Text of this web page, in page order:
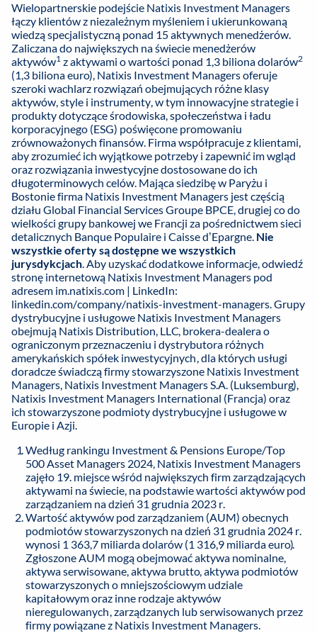
Wielopartnerskie podejście Natixis Investment Managers
łączy klientów z niezależnym myśleniem i ukierunkowaną
wiedzą specjalistyczną ponad 15 aktywnych menedżerów.
Zaliczana do największych na świecie menedżerów
aktywów1 z aktywami o wartości ponad 1,3 biliona dolarów2
(1,3 biliona euro), Natixis Investment Managers oferuje
szeroki wachlarz rozwiązań obejmujących różne klasy
aktywów, style i instrumenty, w tym innowacyjne strategie i
produkty dotyczące środowiska, społeczeństwa i ładu
korporacyjnego (ESG) poświęcone promowaniu
zrównoważonych finansów. Firma współpracuje z klientami,
aby zrozumieć ich wyjątkowe potrzeby i zapewnić im wgląd
oraz rozwiązania inwestycyjne dostosowane do ich
długoterminowych celów. Mająca siedzibę w Paryżu i
Bostonie firma Natixis Investment Managers jest częścią
działu Global Financial Services Groupe BPCE, drugiej co do
wielkości grupy bankowej we Francji za pośrednictwem sieci
detalicznych Banque Populaire i Caisse d’Epargne. Nie
wszystkie oferty są dostępne we wszystkich
jurysdykcjach. Aby uzyskać dodatkowe informacje, odwiedź
stronę internetową Natixis Investment Managers pod
adresem im.natixis.com | LinkedIn:
linkedin.com/company/natixis-investment-managers. Grupy
dystrybucyjne i usługowe Natixis Investment Managers
obejmują Natixis Distribution, LLC, brokera-dealera o
ograniczonym przeznaczeniu i dystrybutora różnych
amerykańskich spółek inwestycyjnych, dla których usługi
doradcze świadczą firmy stowarzyszone Natixis Investment
Managers, Natixis Investment Managers S.A. (Luksemburg),
Natixis Investment Managers International (Francja) oraz
ich stowarzyszone podmioty dystrybucyjne i usługowe w
Europie i Azji.
Według rankingu Investment & Pensions Europe/Top
500 Asset Managers 2024, Natixis Investment Managers
zajęło 19. miejsce wśród największych firm zarządzających
aktywami na świecie, na podstawie wartości aktywów pod
zarządzaniem na dzień 31 grudnia 2023 r.
Wartość aktywów pod zarządzaniem (AUM) obecnych
podmiotów stowarzyszonych na dzień 31 grudnia 2024 r.
wynosi 1 363,7 miliarda dolarów (1 316,9 miliarda euro).
Zgłoszone AUM mogą obejmować aktywa nominalne,
aktywa serwisowane, aktywa brutto, aktywa podmiotów
stowarzyszonych o mniejszościowym udziale
kapitałowym oraz inne rodzaje aktywów
nieregulowanych, zarządzanych lub serwisowanych przez
firmy powiązane z Natixis Investment Managers.